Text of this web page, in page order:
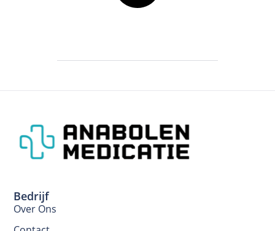
Bedrijf
Over Ons